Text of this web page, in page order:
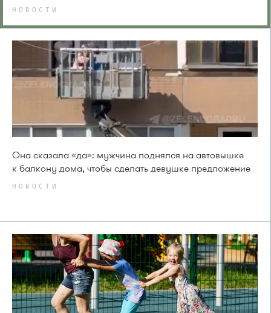
НОВОСТИ
Она сказала «да»: мужчина поднялся на автовышке
к балкону дома, чтобы сделать девушке предложение
НОВОСТИ